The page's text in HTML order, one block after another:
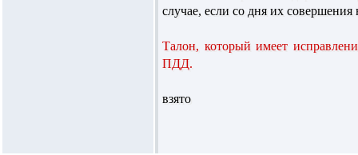
случае, если со дня их
Талон, который имеет
ПДД.
взято